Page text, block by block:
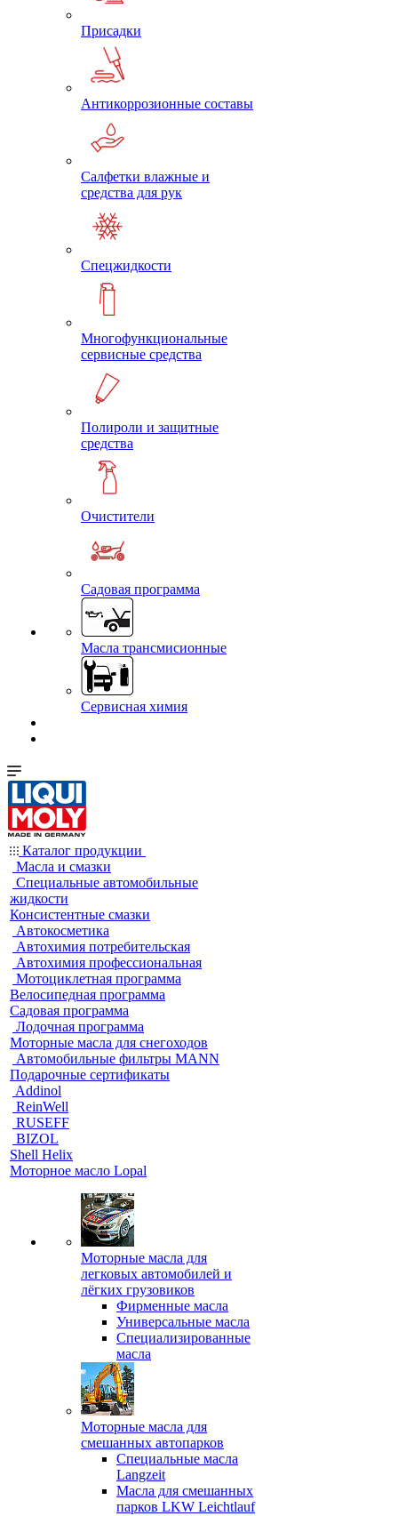
Присадки
Антикоррозионные составы
Салфетки влажные и
средства для рук
Спецжидкости
Многофункциональные
сервисные средства
Полироли и защитные
средства
Очистители
Садовая программа
Масла трансмисионные
Сервисная химия
Каталог продукции
Масла и смазки
Специальные автомобильные
жидкости
Консистентные смазки
Автокосметика
Автохимия потребительская
Автохимия профессиональная
Мотоциклетная программа
Велосипедная программа
Садовая программа
Лодочная программа
Моторные масла для снегоходов
Автомобильные фильтры MANN
Подарочные сертификаты
Addinol
ReinWell
RUSEFF
BIZOL
Shell Helix
Моторное масло Lopal
Моторные масла для
легковых автомобилей и
лёгких грузовиков
Фирменные масла
Универсальные масла
Специализированные
масла
Моторные масла для
смешанных автопарков
Специальные масла
Langzeit
Масла для смешанных
парков LKW Leichtlauf